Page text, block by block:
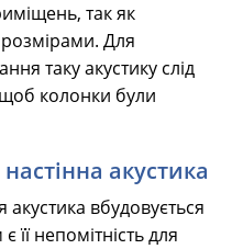
так як
розмірами. Для
таку акустику слід
колонки були
акустика
вбудовується
непомітність для